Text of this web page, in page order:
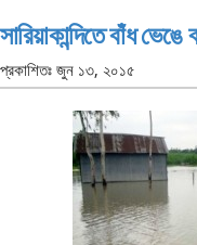
সারিয়াকান্দিতে বাঁধ ভেঙে
প্রকাশিতঃ জুন ১৩, ২০১৫